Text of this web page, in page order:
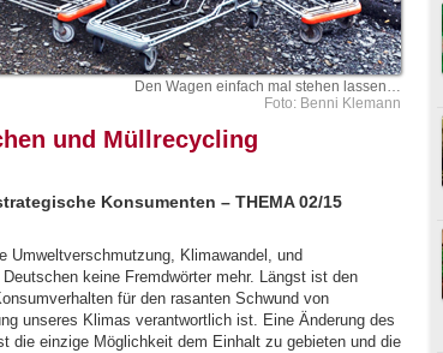
Den Wagen einfach mal stehen lassen…
Foto: Benni Klemann
und Müllrecycling
Konsumenten – THEMA 02/15
Umweltverschmutzung, Klimawandel, und
keine Fremdwörter mehr. Längst ist den
für den rasanten Schwund von
unseres Klimas verantwortlich ist. Eine Änderung des
die einzige Möglichkeit dem Einhalt zu gebieten und die